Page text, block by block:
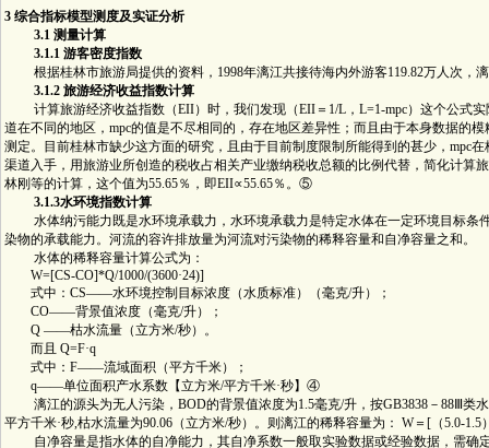
3 综合指标模型测度及实证分析
3.1 测量计算
3.1.1 游客密度指数
根据桂林市旅游局提供的资料，1998年漓江共接待海内外游客119.82万人次，漓
3.1.2 旅游经济收益指数计算
计算旅游经济收益指数（EII）时，我们发现（EII＝1/L，L=1-mpc）这个公式实
道在不同的地区，mpc的值是不尽相同的，存在地区差异性；而且由于本身数据的
测定。目前桂林市缺少这方面的研究，且由于目前制度限制所能得到的甚少，mpc
渠道入手，用旅游业所创造的税收占相关产业缴纳税收总额的比例代替，简化计算
林刚等的计算，这个值为55.65％，即EII∝55.65％。⑤
3.1.3水环境指数计算
水体纳污能力既是水环境承载力，水环境承载力是特定水体在一定环境目标条
染物的承载能力。河流的容许排放量为河流对污染物的稀释容量和自净容量之和。
水体的稀释容量计算公式为：
W=[CS-CO]*Q/1000/(3600·24)]
式中：CS――水环境控制目标浓度（水质标准）（毫克/升）；
CO――背景值浓度（毫克/升）；
Q ――枯水流量（立方米/秒）。
而且 Q=F·q
式中：F――流域面积（平方千米）；
q――单位面积产水系数【立方米/平方千米·秒】④
漓江的源头为无人污染，BOD的背景值浓度为1.5毫克/升，按GB3838－88Ⅲ类
平方千米·秒,枯水流量为90.06（立方米/秒）。则漓江的稀释容量为： W＝[（5.0-1.5
自净容量是指水体的自净能力，其自净系数一般取实验数据或经验数据，需确